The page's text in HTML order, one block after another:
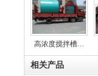
高浓度搅拌槽…
相关产品